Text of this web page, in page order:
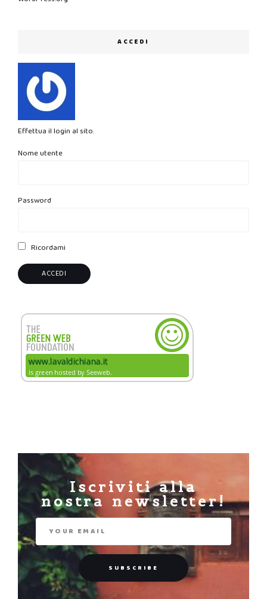
ACCEDI
Effettua il login al sito.
Nome utente
Password
Ricordami
Iscriviti alla
nostra newsletter!